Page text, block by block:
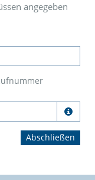
angegeben
